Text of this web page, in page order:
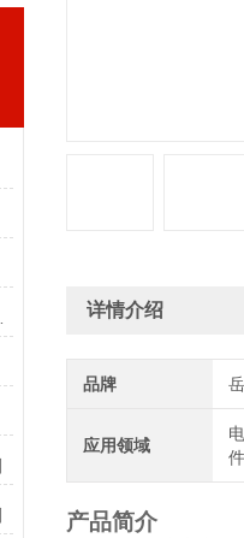
详情介绍
品牌
应用领域
产品简介